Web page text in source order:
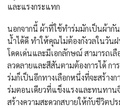
และแรงกระแทก
นอกจากนี้ ผ้าที่ใช้ทำร่มมักเป็นผ้า
น้ำได้ดี ทำให้คุณไม่ต้องกังวลในวัน
โดดเด่นและมีเอกลักษณ์ สามารถเ
ลวดลายและสีสันตามต้องการได้ ก
ร่มก็เป็นอีกทางเลือกหนึ่งที่จะสร้าง
ร่มตอนเดียวที่แข็งแรงและทนทาน
สร้างความสะดวกสบายให้กับชีวิตป